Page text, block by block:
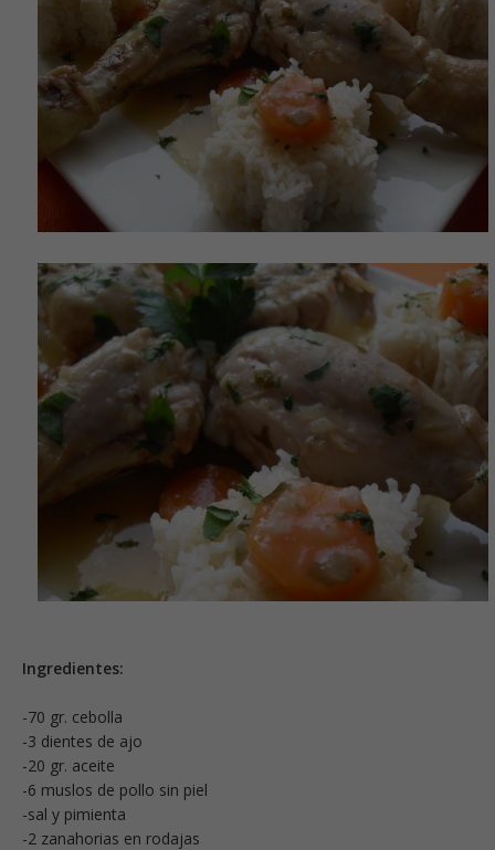
Ingredientes:
-70 gr. cebolla
-3 dientes de ajo
-20 gr. aceite
-6 muslos de pollo sin piel
-sal y pimienta
-2 zanahorias en rodajas